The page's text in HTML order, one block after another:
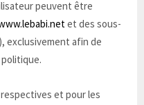
peuvent être
et des sous-
exclusivement afin de
et pour les